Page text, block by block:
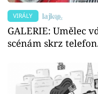
VIRÁLY
GALERIE: Umělec
scénám skrz